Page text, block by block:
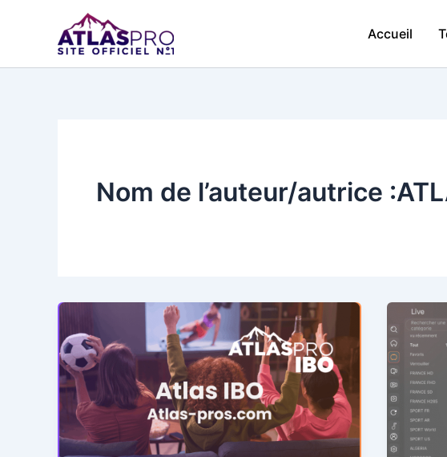
Accueil
Nom de l’auteur/autrice